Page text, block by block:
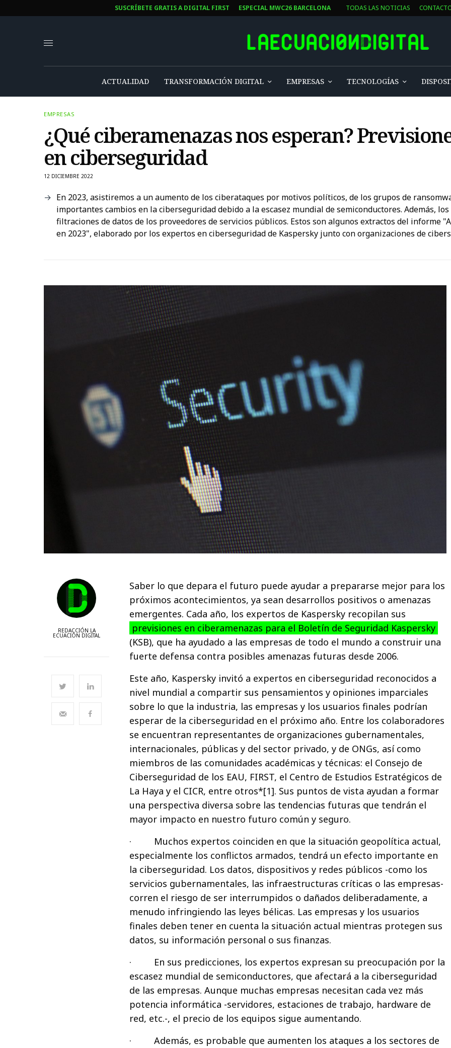
SUSCRÍBETE GRATIS A DIGITAL FIRST ESPECIAL MWC26 BARCELONA TODAS LAS NOTICIAS
ACTUALIDAD TRANSFORMACIÓN DIGITAL EMPRESAS TECNOLOGÍAS
EMPRESAS
¿Qué ciberamenazas nos esperan?
en ciberseguridad
12 DICIEMBRE 2022
En 2023, asistiremos a un aumento de los ciberataques por motivos políticos, de los grupos de
importantes cambios en la ciberseguridad debido a la escasez mundial de semiconductores. Además,
filtraciones de datos de los proveedores de servicios públicos. Estos son algunos extractos del informe
en 2023", elaborado por los expertos en ciberseguridad de Kaspersky junto con organizaciones de
REDACCIÓN LA
ECUACIÓN DIGITAL
Saber lo que depara el futuro puede ayudar a prepararse mejor para los
próximos acontecimientos, ya sean desarrollos positivos o amenazas
emergentes. Cada año, los expertos de Kaspersky recopilan sus
previsiones en ciberamenazas para el Boletín de Seguridad Kaspersky
(KSB), que ha ayudado a las empresas de todo el mundo a construir una
fuerte defensa contra posibles amenazas futuras desde 2006.
Este año, Kaspersky invitó a expertos en ciberseguridad reconocidos a
nivel mundial a compartir sus pensamientos y opiniones imparciales
sobre lo que la industria, las empresas y los usuarios finales podrían
esperar de la ciberseguridad en el próximo año. Entre los colaboradores
se encuentran representantes de organizaciones gubernamentales,
internacionales, públicas y del sector privado, y de ONGs, así como
miembros de las comunidades académicas y técnicas: el Consejo de
Ciberseguridad de los EAU, FIRST, el Centro de Estudios Estratégicos de
La Haya y el CICR, entre otros*[1]. Sus puntos de vista ayudan a formar
una perspectiva diversa sobre las tendencias futuras que tendrán el
mayor impacto en nuestro futuro común y seguro.
· Muchos expertos coinciden en que la situación geopolítica actual,
especialmente los conflictos armados, tendrá un efecto importante en
la ciberseguridad. Los datos, dispositivos y redes públicos -como los
servicios gubernamentales, las infraestructuras críticas o las empresas-
corren el riesgo de ser interrumpidos o dañados deliberadamente, a
menudo infringiendo las leyes bélicas. Las empresas y los usuarios
finales deben tener en cuenta la situación actual mientras protegen sus
datos, su información personal o sus finanzas.
· En sus predicciones, los expertos expresan su preocupación por la
escasez mundial de semiconductores, que afectará a la ciberseguridad
de las empresas. Aunque muchas empresas necesitan cada vez más
potencia informática -servidores, estaciones de trabajo, hardware de
red, etc.-, el precio de los equipos sigue aumentando.
· Además, es probable que aumenten los ataques a los sectores de